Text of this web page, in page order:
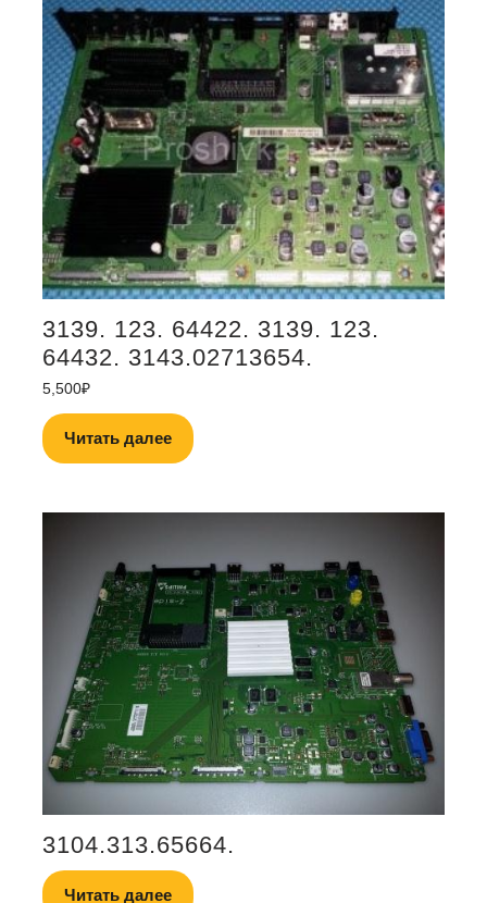
3139. 123. 64422. 3139. 123.
64432. 3143.02713654.
5,500₽
Читать далее
3104.313.65664.
Читать далее